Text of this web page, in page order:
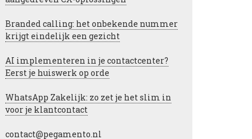
Branded calling: het onbekende nummer
krijgt eindelijk een gezicht
AI implementeren in je contactcenter?
Eerst je huiswerk op orde
WhatsApp Zakelijk: zo zet je het slim in
voor je klantcontact
contact@pegamento.nl